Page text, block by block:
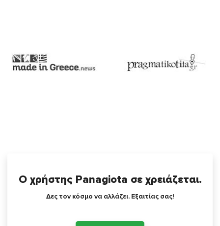
Ο χρήστης Panagiota σε χρειάζεται.
Δες τον κόσμο να αλλάζει. Εξαιτίας σας!